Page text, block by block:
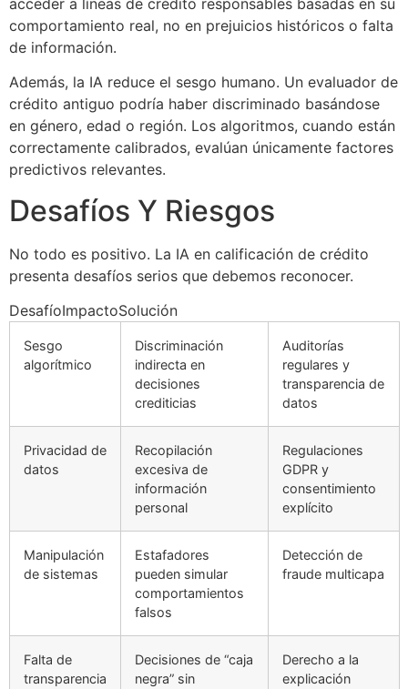
comportamiento real, no en prejuicios históricos o falta
de información.
Además, la IA reduce el sesgo humano. Un evaluador de
crédito antiguo podría haber discriminado basándose
en género, edad o región. Los algoritmos, cuando están
correctamente calibrados, evalúan únicamente factores
predictivos relevantes.
Desafíos Y Riesgos
No todo es positivo. La IA en calificación de crédito
presenta desafíos serios que debemos reconocer.
DesafíoImpactoSolución
Sesgo
algorítmico
Discriminación
indirecta en
decisiones
crediticias
Auditorías
regulares y
transparencia de
datos
Privacidad de
datos
Recopilación
excesiva de
información
personal
Regulaciones
GDPR y
consentimiento
explícito
Manipulación
de sistemas
Estafadores
pueden simular
comportamientos
falsos
Detección de
fraude multicapa
Falta de
transparencia
Decisiones de “caja
negra” sin
Derecho a la
explicación